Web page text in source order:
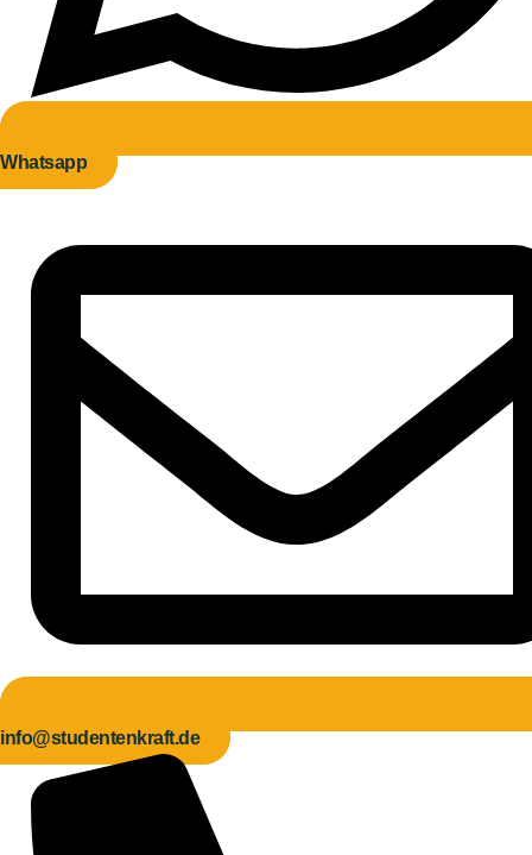
Whatsapp
info@studentenkraft.de